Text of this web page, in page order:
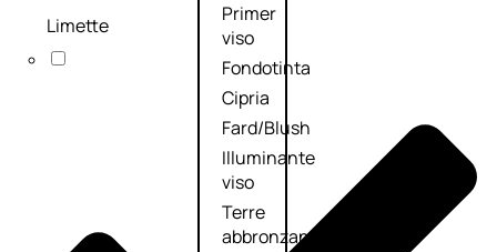
Primer
viso
Fondotinta
Cipria
Fard/Blush
Illuminante
viso
Terre
abbronzanti
Limette